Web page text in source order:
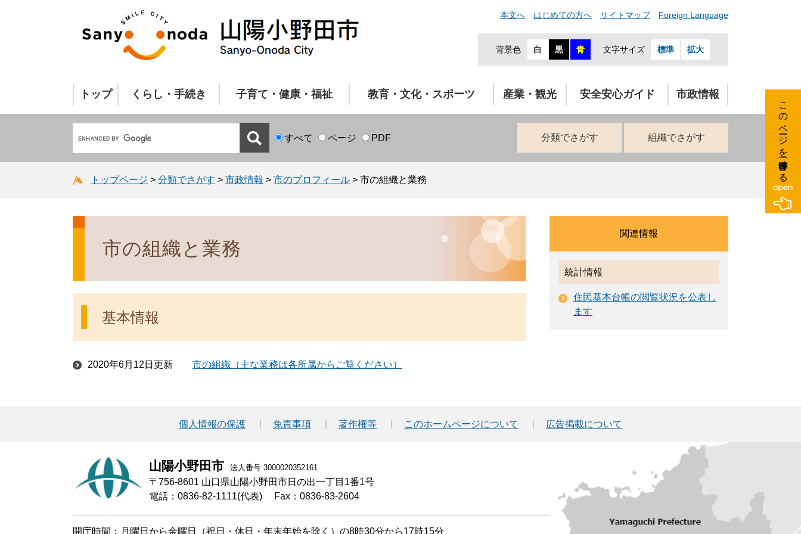
本文へ はじめての方へ サイトマップ Foreign Language
背景色 白 黒 青 文字サイズ 標準 拡大
トップ くらし・手続き 子育て・健康・福祉 教育・文化・スポーツ 産業・観光 安全安心ガイド 市政情報
すべて ページ PDF 分類でさがす 組織でさがす
トップページ > 分類でさがす > 市政情報 > 市のプロフィール > 市の組織と業務
市の組織と業務
基本情報
2020年6月12日更新 市の組織（主な業務は各所属からご覧ください）
関連情報
統計情報
住民基本台帳の閲覧状況を公表し
ます
個人情報の保護 免責事項 著作権等 このホームページについて 広告掲載について
山陽小野田市 法人番号 3000020352161
〒756-8601 山口県山陽小野田市日の出一丁目1番1号
電話：0836-82-1111(代表)
Fax：0836-83-2604
開庁時間：月曜日から金曜日（祝日・休日・年末年始を除く）の8時30分から17時15分
このページを一時保存する